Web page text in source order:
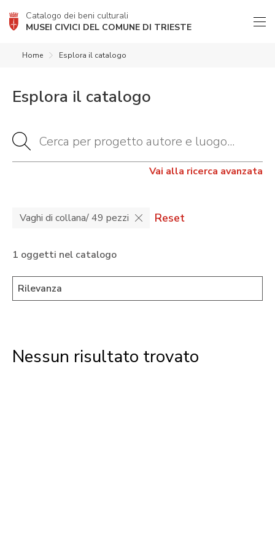
Catalogo dei beni culturali
MUSEI CIVICI DEL COMUNE DI TRIESTE
Home Esplora il catalogo
Esplora il catalogo
Vai alla ricerca avanzata
Vaghi di collana/ 49 pezzi Reset
1 oggetti nel catalogo
Nessun risultato trovato